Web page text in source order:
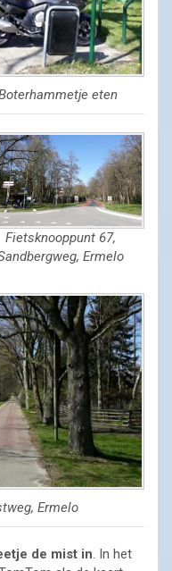
eten
Fietsknooppunt 67,
Ermelo
Ermelo
de mist in. In het